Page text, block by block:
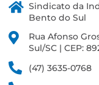
Sindicato da
Bento do Sul
Rua Afonso
Sul/SC | CEP:
(47) 3635-0768